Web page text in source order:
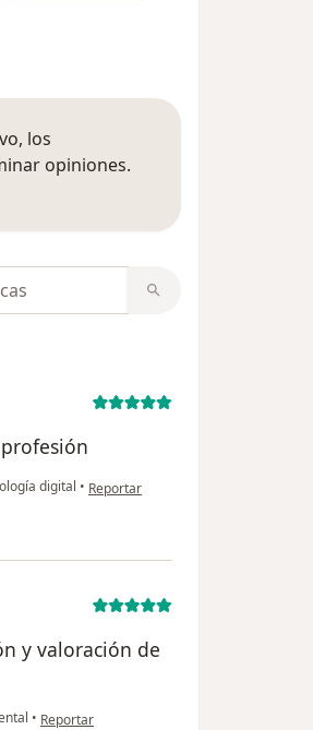
los
opiniones.
digital • en opinión del usuario Henry Buriticá
Reportar
y valoración de
• en opinión del usuario Adriana Aranda Medina
Reportar